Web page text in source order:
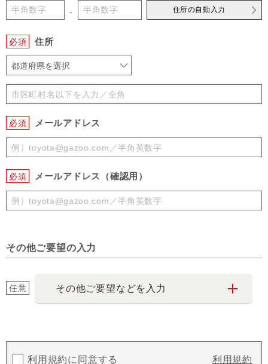
- 住所の自動入力
必須 住所
都道府県を選択
必須 メールアドレス
必須 メールアドレス（確認用）
その他ご要望の入力
任意 その他ご要望などを入力
利用規約に同意する 利用規約